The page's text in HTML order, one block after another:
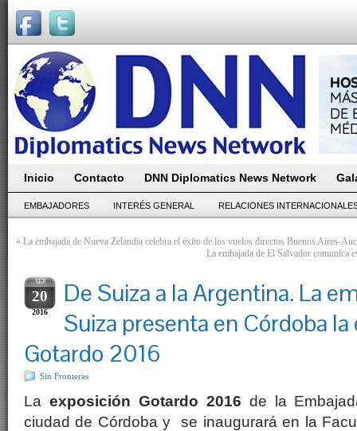
Inicio Contacto DNN Diplomatics News Network
EMBAJADORES INTERÉS GENERAL RELACIONES
« La embajada de Nueva Zelandia celebra el éxito de los vuelos directos Buenos Aires-
La embajada de El Salvador comunica
SEP
20
2016
De Suiza a la Argentina. La
Suiza presenta en Córdoba
Gotardo 2016
Sin Fronteras
La exposición Gotardo 2016 de la
ciudad de Córdoba y se inaugurará en la